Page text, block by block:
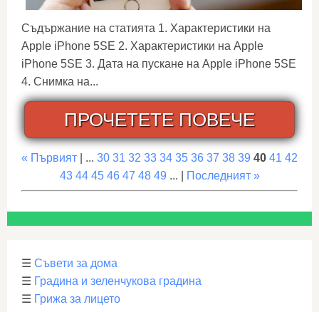
Съдържание на статията 1. Характеристики на
Apple iPhone 5SE 2. Характеристики на Apple
iPhone 5SE 3. Дата на пускане на Apple iPhone 5SE
4. Снимка на...
ПРОЧЕТЕТЕ ПОВЕЧЕ
« Първият | ... 30 31 32 33 34 35 36 37 38 39 40 41 42
43 44 45 46 47 48 49 ... | Последният »
☰ Съвети за дома
☰ Градина и зеленчукова градина
☰ Грижа за лицето